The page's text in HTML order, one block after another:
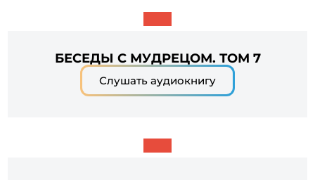
БЕСЕДЫ С МУДРЕЦОМ. ТОМ 7
Слушать аудиокнигу